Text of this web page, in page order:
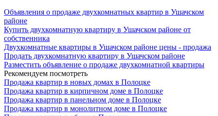
Объявления о продаже двухкомнатных квартир в Ушачском
районе
Купить двухкомнатную квартиру в Ушачском районе от
собственника
Двухкомнатные квартиры в Ушачском районе цены - продажа
Продать двухкомнатную квартиру в Ушачском районе
Разместить объявление о продаже двухкомнатной квартиры
Рекомендуем посмотреть
Продажа квартир в новых домах в Полоцке
Продажа квартир в кирпичном доме в Полоцке
Продажа квартир в панельном доме в Полоцке
Продажа квартир в монолитном доме в Полоцке